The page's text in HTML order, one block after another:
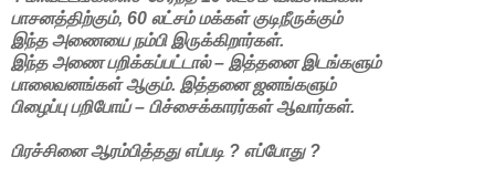
பாசனத்திற்கும், 60 லட்சம் மக்கள் குடிநீருக்கும்
இந்த அணையை நம்பி இருக்கிறார்கள்.
இந்த அணை பறிக்கப்பட்டால் – இத்தனை இடங்களும்
பாலைவனங்கள் ஆகும். இத்தனை ஜனங்களும்
பிழைப்பு பறிபோய் – பிச்சைக்காரர்கள் ஆவார்கள்.
பிரச்சினை ஆரம்பித்தது எப்படி ? எப்போது ?